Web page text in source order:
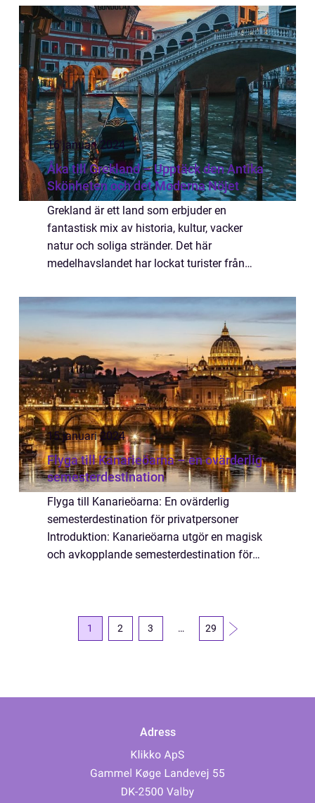
världen. Landet erbjuder en unik blandning
av rik...
16 januari 2024
Åka till Grekland – Upptäck den Antika
Skönheten och det Moderna Nöjet
Grekland är ett land som erbjuder en
fantastisk mix av historia, kultur, vacker
natur och soliga stränder. Det här
medelhavslandet har lockat turister från
sina fascinerande ruiner från antiken, sina
idyllis...
15 januari 2024
Flyga till Kanarieöarna – en ovärderlig
semesterdestination
Flyga till Kanarieöarna: En ovärderlig
semesterdestination för privatpersoner
Introduktion: Kanarieöarna utgör en magisk
och avkopplande semesterdestination för
1 2 3 … 29
Adress